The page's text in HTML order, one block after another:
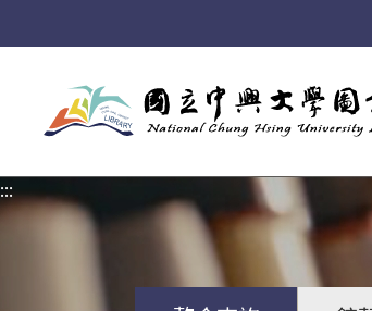
:::